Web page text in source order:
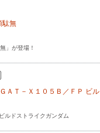
駄無
」が登場！
ＡＴ－Ｘ１０５Ｂ／ＦＰ ビ
ルドストライクガンダム